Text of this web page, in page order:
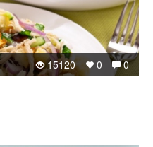
0
0
15120